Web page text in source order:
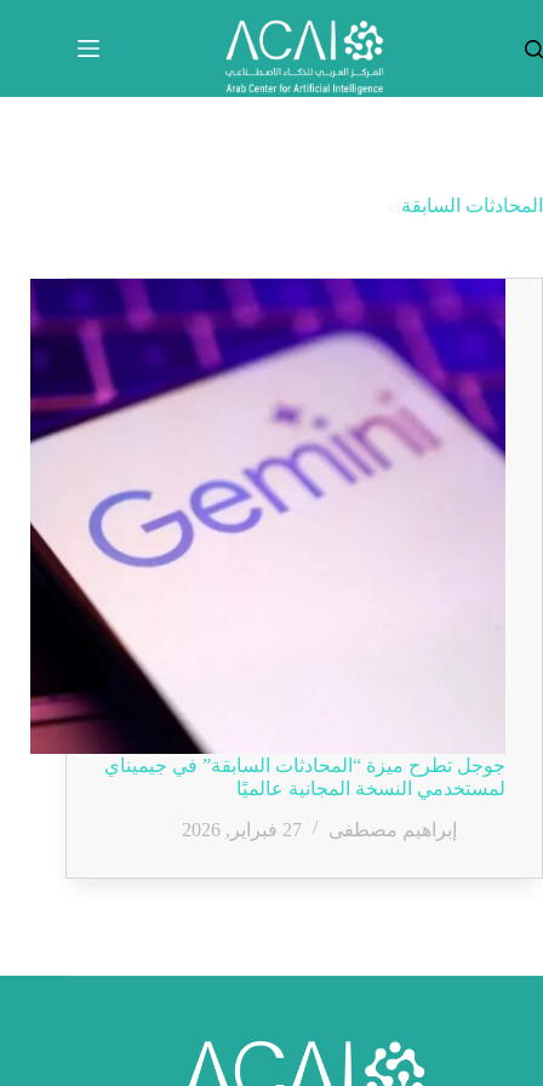
المحتوى
المحادثات السابقة
جوجل تطرح ميزة “المحادثات السابقة” في جيميناي
لمستخدمي النسخة المجانية عالميًا
إبراهيم مصطفى
27 فبراير, 2026